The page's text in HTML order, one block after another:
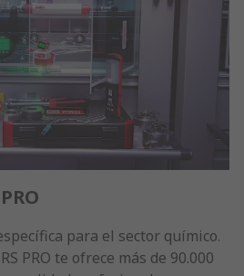
para el sector químico.
PRO te ofrece más de 90.000